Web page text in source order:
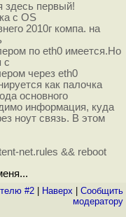
здесь первый!
с OS
2010г компа. на
по eth0 имеется.Но
с
через eth0
как палочка
основного
информация, куда
ноут связь. В этом
net.rules && reboot
#2 Наверх
Cообщить
модератору